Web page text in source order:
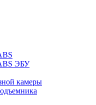
ЭБУ
камеры